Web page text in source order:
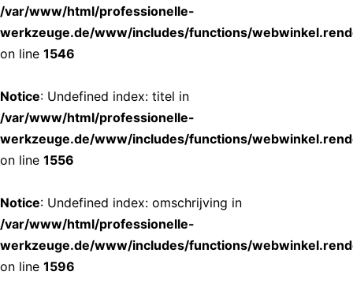
/var/www/html/professionelle-
werkzeuge.de/www/includes/functions/
on line 1546
Notice: Undefined index: titel in
/var/www/html/professionelle-
werkzeuge.de/www/includes/functions/
on line 1556
Notice: Undefined index: omschrijving in
/var/www/html/professionelle-
werkzeuge.de/www/includes/functions/
on line 1596